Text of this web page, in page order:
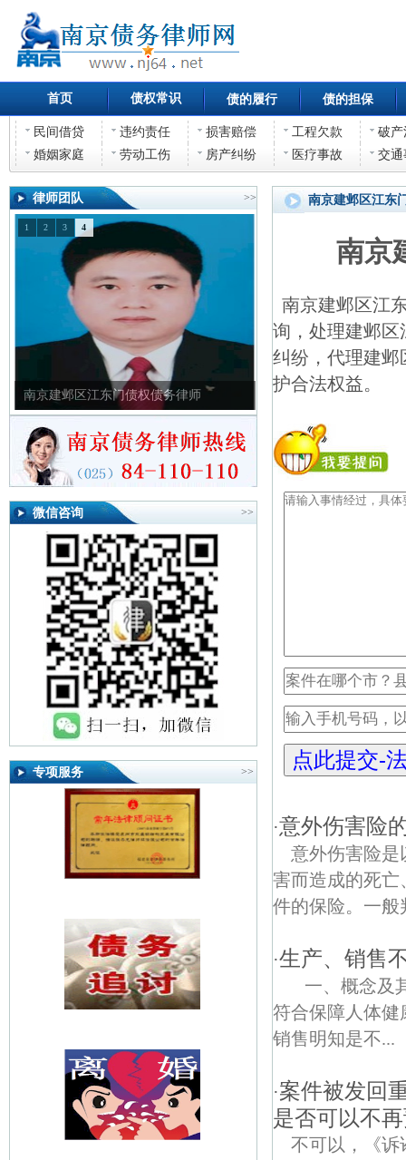
首页 债权常识 债的履行 债的担保
民间借贷 违约责任 损害赔偿 工程欠款
破产
婚姻家庭
劳动工伤 房产纠纷 医疗事故 交通
律师团队 >>
南京建邺区江东门债权债务律师
1 2 3 4
微信咨询 >>
专项服务 >>
南京建邺区江东
南京
南京建邺区江
询，处理建邺区
纠纷，代理建邺
护合法权益。
·意外伤害险
意外伤害险是
害而造成的死亡
件的保险。一般
·生产、销售
一、概念及
符合保障人体
销售明知是不...
·案件被发回
是否可以不
不可以，《诉